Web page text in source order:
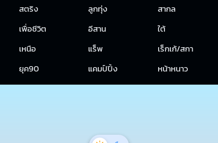
สตริง
ลูกทุ่ง
สากล
เพื่อชีวิต
อีสาน
ใต้
เหนือ
แร็พ
เร็กเก้/สกา
ยุค90
แคมป์ปิ้ง หน้าหนาว